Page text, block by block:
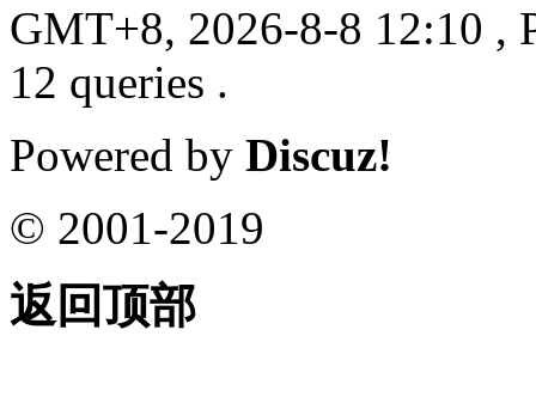
GMT+8, 2026-8-8 12:10 ,
12 queries .
Powered by Discuz!
© 2001-2019
返回顶部